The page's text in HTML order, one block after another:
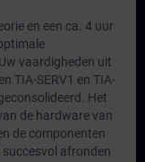
en een ca. 4 uur
vaardigheden uit
TIA-SERV1 en TIA-
Het
de hardware van
de componenten
afronden